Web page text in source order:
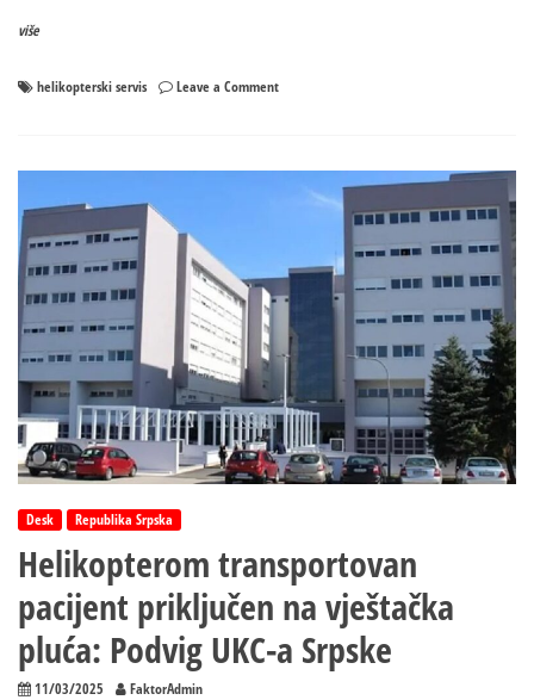
više
helikopterski servis Leave a Commenton
MUP-
u?
Desk Republika Srpska
Helikopterom transportovan
pacijent priključen na vještačka
pluća: Podvig UKC-a Srpske
11/03/2025 FaktorAdmin